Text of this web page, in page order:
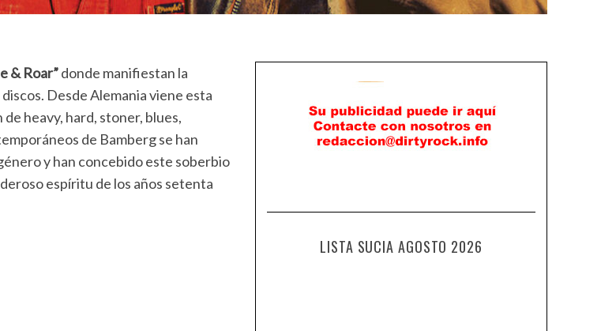
& Roar”donde manifiestan la
Desde Alemania viene esta
heavy, hard, stoner, blues,
de Bamberg se han
y han concebido este soberbio
espíritu de los años setenta
LISTA SUCIA AGOSTO 2026